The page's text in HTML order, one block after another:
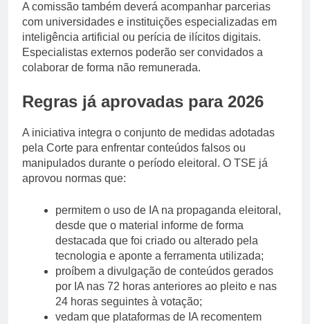
A comissão também deverá acompanhar parcerias
com universidades e instituições especializadas em
inteligência artificial ou perícia de ilícitos digitais.
Especialistas externos poderão ser convidados a
colaborar de forma não remunerada.
Regras já aprovadas para 2026
A iniciativa integra o conjunto de medidas adotadas
pela Corte para enfrentar conteúdos falsos ou
manipulados durante o período eleitoral. O TSE já
aprovou normas que:
permitem o uso de IA na propaganda eleitoral,
desde que o material informe de forma
destacada que foi criado ou alterado pela
tecnologia e aponte a ferramenta utilizada;
proíbem a divulgação de conteúdos gerados
por IA nas 72 horas anteriores ao pleito e nas
24 horas seguintes à votação;
vedam que plataformas de IA recomentem